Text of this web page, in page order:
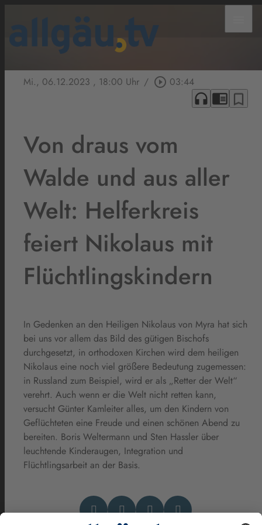
Mi., 06.12.2023 , 18:00 Uhr / play_circle_outline 03:44
headphones chrome_reader_mode bookmark_border
Von draus vom
Walde und aus aller
Welt: Helferkreis
feiert Nikolaus mit
Flüchtlingskindern
In Gedenken an den Heiligen Nikolaus von Myra hat sich
bei uns vor allem das Bild des gütigen Bischofs
durchgesetzt, in orthodoxen Kirchen wird dem heiligen
Nikolaus eine noch viel größere Bedeutung zugemessen:
in Russland zum Beispiel, wird er als „Retter der Welt“
verehrt. Auch wenn er die Welt nicht retten kann,
versucht Günter Kamleiter alles, um den Kindern von
Geflüchteten eine Freude und einen schönen Abend zu
bereiten. Boris Weltermann und Sten Hassler über
leuchtende Kinderaugen, Integration und
Flüchtlingsarbeit an der Basis.